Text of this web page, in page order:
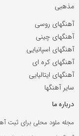
مذهبی
آهنگهای روسی
آهنگهای چینی
آهنگهای اسپانیایی
آهنگهای کره ای
آهنگهای ایتالیایی
سایر آهنگها
درباره ما
مجله ملود محلی برای ثبت